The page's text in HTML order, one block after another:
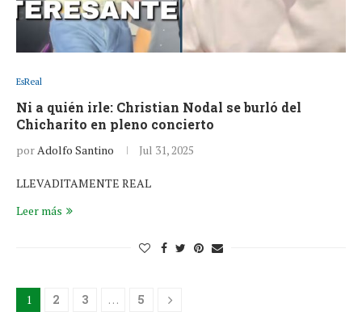
EsReal
Ni a quién irle: Christian Nodal se burló del
Chicharito en pleno concierto
porAdolfo Santino Jul 31, 2025
LLEVADITAMENTE REAL
Leer más
1 2 3 … 5